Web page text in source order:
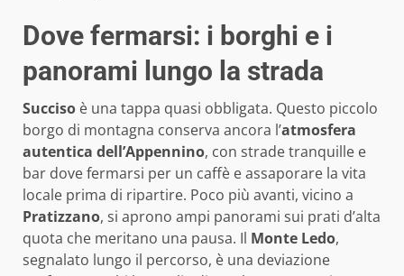
Dove fermarsi: i borghi e i
panorami lungo la strada
Succiso è una tappa quasi obbligata. Questo piccolo
borgo di montagna conserva ancora l’atmosfera
autentica dell’Appennino, con strade tranquille e
bar dove fermarsi per un caffè e assaporare la vita
locale prima di ripartire. Poco più avanti, vicino a
Pratizzano, si aprono ampi panorami sui prati d’alta
quota che meritano una pausa. Il Monte Ledo,
segnalato lungo il percorso, è una deviazione